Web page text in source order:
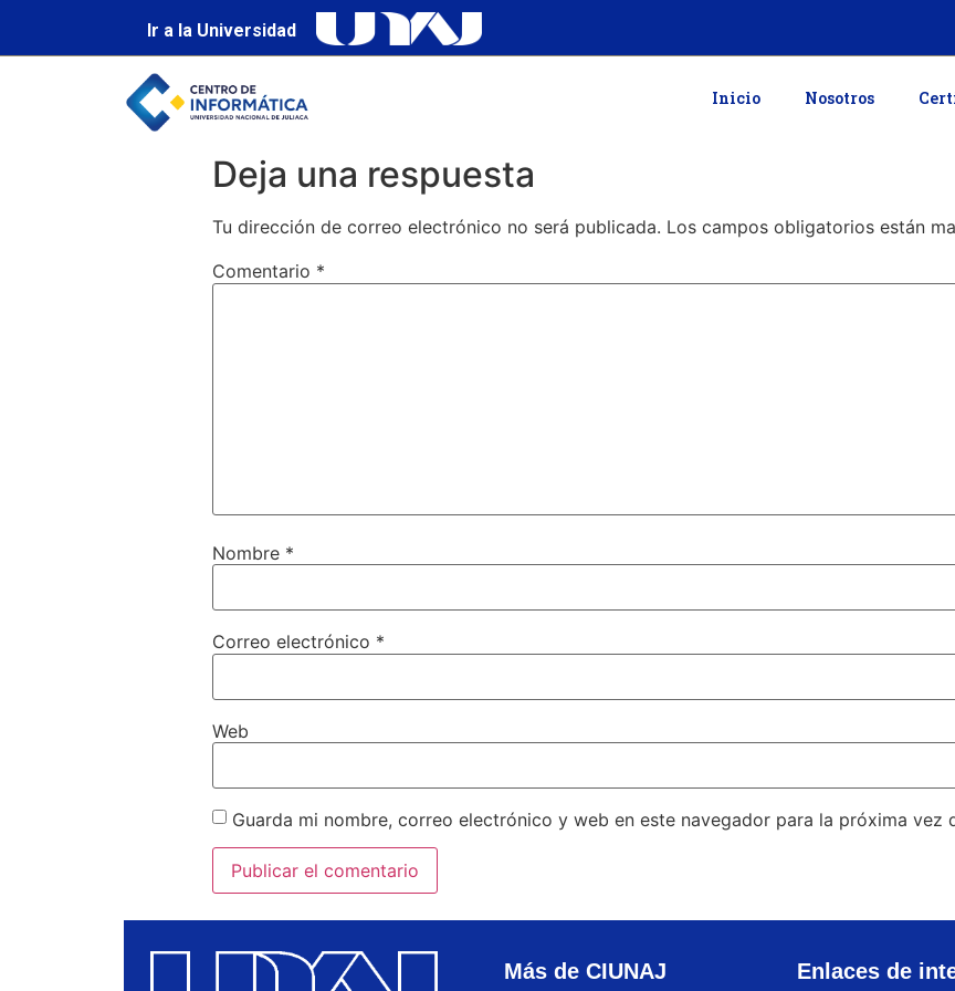
Ir a la Universidad
Inicio Nosotros
Deja una respuesta
Tu dirección de correo electrónico no será publicada. Los campos obligatorios están
Comentario *
Nombre *
Correo electrónico *
Web
Guarda mi nombre, correo electrónico y web en este navegador para la próxima vez
Más de CIUNAJ Enlaces de